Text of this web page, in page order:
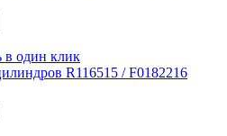
в один клик
R116515 / F0182216